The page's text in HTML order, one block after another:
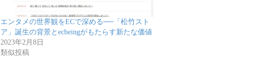
エンタメの世界観をECで深める──「松竹スト
ア」誕生の背景とecbeingがもたらす新たな価値
2023年2月8日
類似投稿